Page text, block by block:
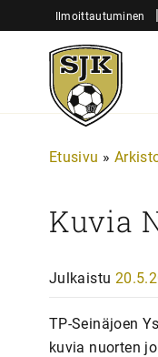
sisältöön
Ilmoittautuminen |
Sjk-
Juniorit
Etusivu »
Kuvia
Julkaistu
TP-Seinäjoen
kuvia nuorten